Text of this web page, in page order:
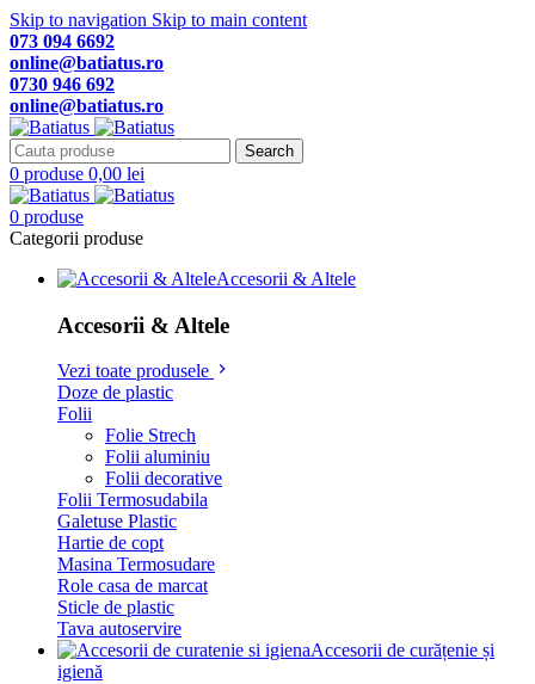
Skip to navigation Skip to main content
073 094 6692
online@batiatus.ro
0730 946 692
online@batiatus.ro
Search
0 produse 0,00 lei
0 produse
Categorii produse
Accesorii & Altele
Accesorii & Altele
Vezi toate produsele
Doze de plastic
Folii
Folie Strech
Folii aluminiu
Folii decorative
Folii Termosudabila
Galetuse Plastic
Hartie de copt
Masina Termosudare
Role casa de marcat
Sticle de plastic
Tava autoservire
Accesorii de curățenie și
igienă